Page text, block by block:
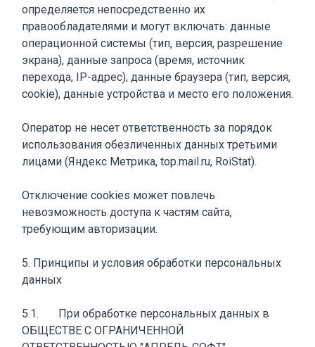
определяется непосредственно их
правообладателями и могут включать: данные
операционной системы (тип, версия, разрешение
экрана), данные запроса (время, источник
перехода, IP-адрес), данные браузера (тип, версия,
cookie), данные устройства и место его положения.
Оператор не несет ответственность за порядок
использования обезличенных данных третьими
лицами (Яндекс Метрика, top.mail.ru, RoiStat).
Отключение cookies может повлечь
невозможность доступа к частям сайта,
требующим авторизации.
5. Принципы и условия обработки персональных
данных
5.1. При обработке персональных данных в
ОБЩЕСТВЕ С ОГРАНИЧЕННОЙ